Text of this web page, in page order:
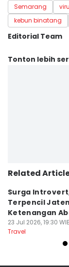
Semarang
kebun binatang
Editorial Team
Editor
Tonton lebih
Related
Surga
Terpencil
Ketenangan
Untuk
23 Jul 2026, 19:30
Travel